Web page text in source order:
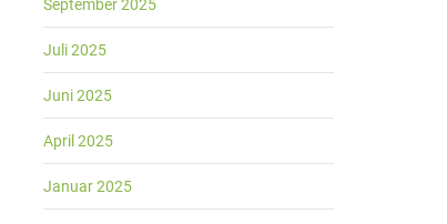
September 2025
Juli 2025
Juni 2025
April 2025
Januar 2025